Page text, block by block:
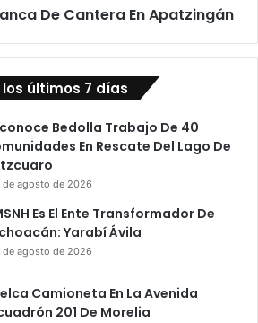
De Cantera En Apatzingán
últimos 7 días
Bedolla Trabajo De 40
En Rescate Del Lago De
de agosto de 2026
Es El Ente Transformador De
Yarabí Ávila
de agosto de 2026
Camioneta En La Avenida
201 De Morelia